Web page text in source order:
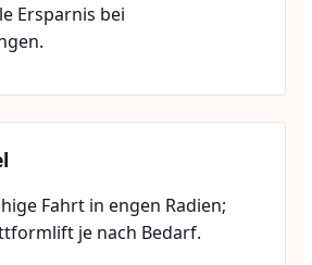
Ersparnis bei
Fahrt in engen Radien;
je nach Bedarf.